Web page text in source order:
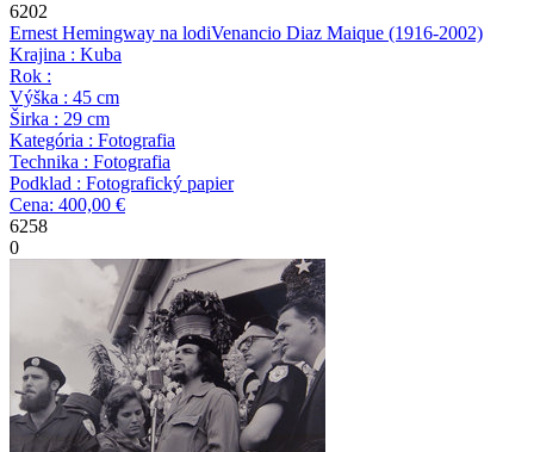
6202
Ernest Hemingway na lodiVenancio Diaz Maique (1916-2002)
Krajina : Kuba
Rok :
Výška : 45 cm
Širka : 29 cm
Kategória : Fotografia
Technika : Fotografia
Podklad : Fotografický papier
Cena: 400,00 €
6258
0